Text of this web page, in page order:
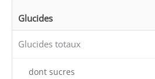
Glucides
Glucides totaux
dont sucres